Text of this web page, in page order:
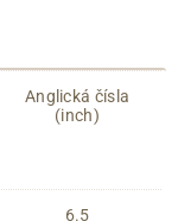
Anglická čísla
(inch)
6.5